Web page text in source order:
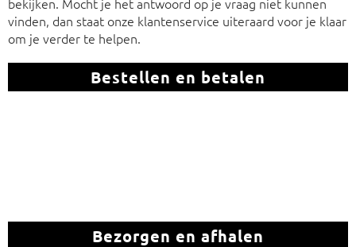
vinden, dan staat onze klantenservice uiteraard voor je klaar
om je verder te helpen.
Bestellen en betalen
Bezorgen en afhalen